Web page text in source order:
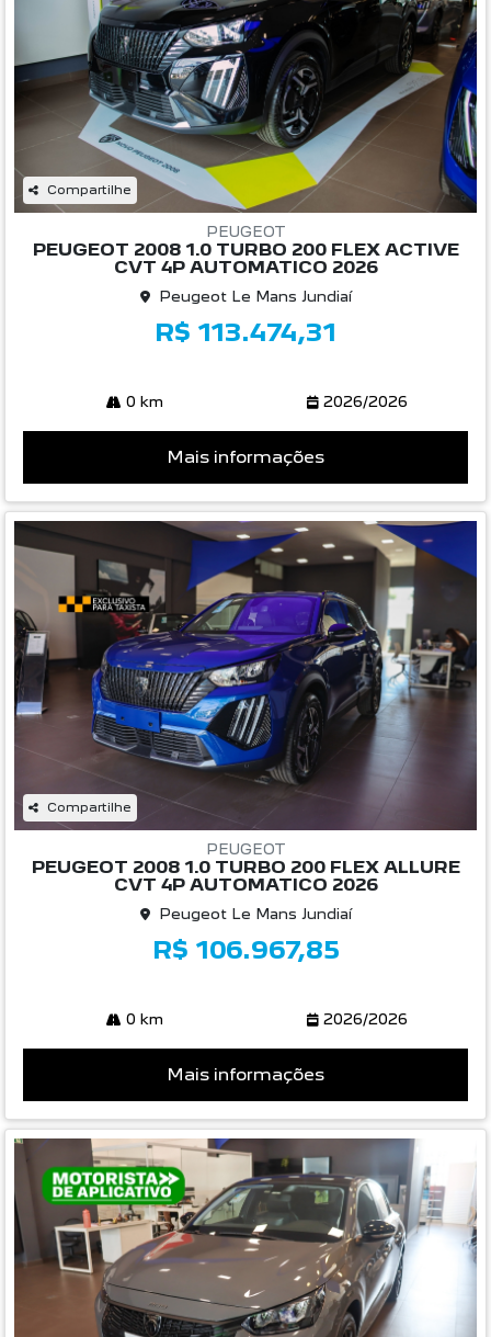
Compartilhe
PEUGEOT
PEUGEOT 2008 1.0 TURBO 200 FLEX ACTIVE
CVT 4P AUTOMATICO 2026
Peugeot Le Mans Jundiaí
R$ 113.474,31
0 km 2026/2026
Mais informações
Compartilhe
PEUGEOT
PEUGEOT 2008 1.0 TURBO 200 FLEX ALLURE
CVT 4P AUTOMATICO 2026
Peugeot Le Mans Jundiaí
R$ 106.967,85
0 km 2026/2026
Mais informações